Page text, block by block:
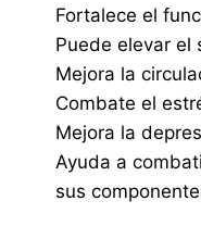
Fortalece el
Puede elevar el
Mejora la
Combate el
Mejora la
Ayuda a
sus